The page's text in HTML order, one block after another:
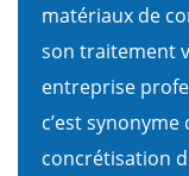
matériaux de
son traitement
entreprise
c’est
concrétisation